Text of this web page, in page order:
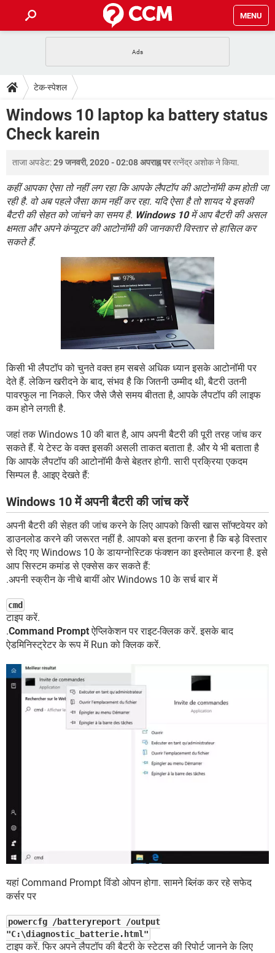
MENU
फोन पर अकाउंट बैलेंस चेक
WhatsApp Hack हो गया? Lucky Patcher यूज करें
टेक-स्पेशल
2020 के फ्री एंटीवायरस
बेस्ट फ्री ऑनलाइन गेम्स
डाउनलोड
Vidmate
FORUM
TikTok Account Freeze हो गया JioPhone में TikTok डाउनलोड
SBI बैंक अकाउंट नंबर पता करें
केबल और कनेक्टर्स कंप्यूटर बस
सीरियल और पैरलल पोर्ट
टेक-स्पेशल
Windows 10 laptop ka battery status
Check karein
ताजा अपडेट:29 जनवरी, 2020 - 02:08 अपराह्न पररत्नेंद्र अशोकने किया.
कहीं आपका ऐसा तो नहीं लग रहा कि आपके लैपटॉप की आटोनॉमी कम होती जा
रही है. वो अब पहले जैसा काम नहीं कर रहा. यदि ऐसा है तो शायद ये इसकी
बैटरी की सेहत को जांचने का समय है. Windows 10में आप बैटरी की असल
क्षमता और अपने कंप्यूटर की आटोनॉमी की जानकारी विस्तार से हासिल कर
सकते हैं.
किसी भी लैपटॉप को चुनते वक्त हम सबसे अधिक ध्यान इसके आटोनॉमी पर
देते हैं. लेकिन खरीदने के बाद, संभव है कि जितनी उम्मीद थी, बैटरी उतनी
पावरफुल ना निकले. फिर जैसे जैसे समय बीतता है, आपके लैपटॉप की लाइफ
कम होने लगती है.
जहां तक Windows 10 की बात है, आप अपनी बैटरी की पूरी तरह जांच कर
सकते हैं. ये टेस्ट के वक्त इसकी असली ताकत बताता है. और ये भी बताता है
कि आपके लैपटॉप की आटोनॉमी कैसे बेहतर होगी. सारी प्रक्रिया एकदम
सिम्पल है. आइए देखते हैं:
Windows 10 में अपनी बैटरी की जांच करें
अपनी बैटरी की सेहत की जांच करने के लिए आपको किसी खास सॉफ्टवेयर को
डाउनलोड करने की जरूरत नहीं है. आपको बस इतना करना है कि बड़े विस्तार
से दिए गए Windows 10 के डायग्नोस्टिक फंक्शन का इस्तेमाल करना है. इसे
आप सिस्टम कमांड से एक्सेस कर सकते हैं:
.अपनी स्क्रीन के नीचे बायीं ओर Windows 10 के सर्च बार में
cmd
टाइप करें.
.Command Promptऐप्लिकेशन पर राइट-क्लिक करें. इसके बाद
ऐडमिनिस्ट्रेटर के रूप में Run को क्लिक करें.
यहां Command Prompt विंडो ओपन होगा. सामने ब्लिंक कर रहे सफेद
कर्सर पर
powercfg /batteryreport /output
"C:\diagnostic_batterie.html"
टाइप करें. फिर अपने लैपटॉप की बैटरी के स्टेटस की रिपोर्ट जानने के लिए